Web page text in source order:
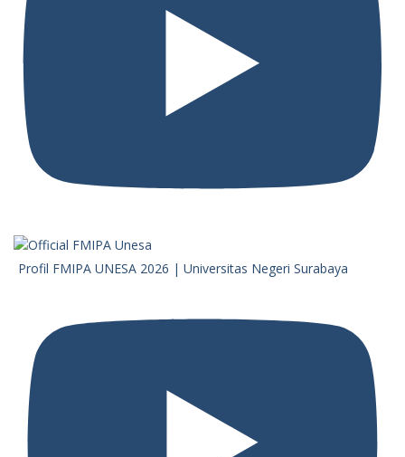
Profil FMIPA UNESA 2026 | Universitas Negeri Surabaya